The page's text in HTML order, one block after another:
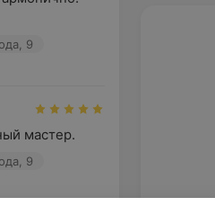
9
мастер.
9